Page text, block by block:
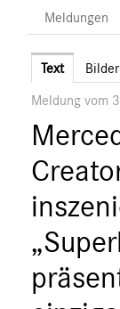
Unternehmen
Cars
AMG
Maybach
Mercedes-Benz
smart
G-Klasse
Vans
Meldungen
Text Bilder
Meldung vom